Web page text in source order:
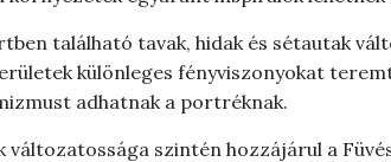
található tavak, hidak és sétautak
különleges fényviszonyokat
adhatnak a portréknak.
változatossága szintén hozzájárul a